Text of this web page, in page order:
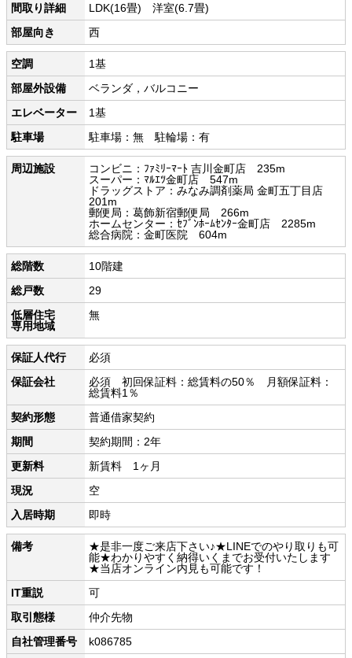
間取り詳細
LDK(16畳) 洋室(6.7畳)
部屋向き
西
空調
1基
部屋外設備
ベランダ，バルコニー
エレベーター
1基
駐車場
駐車場：無 駐輪場：有
周辺施設
コンビニ：ﾌｧﾐﾘｰﾏｰﾄ 吉川金町店 235m
スーパー：ﾏﾙｴﾂ金町店 547m
ドラッグストア：みなみ調剤薬局 金町五丁目店
201m
郵便局：葛飾新宿郵便局 266m
ホームセンター：ｾﾌﾞﾝﾎｰﾑｾﾝﾀｰ金町店 2285m
総合病院：金町医院 604m
総階数
10階建
総戸数
29
低層住宅
専用地域
無
保証人代行
必須
保証会社
必須 初回保証料：総賃料の50％ 月額保証料：
総賃料1％
契約形態
普通借家契約
期間
契約期間：2年
更新料
新賃料 1ヶ月
現況
空
入居時期
即時
備考
★是非一度ご来店下さい♪★LINEでのやり取りも可
能★わかりやすく納得いくまでお受付いたします
★当店オンライン内見も可能です！
IT重説
可
取引態様
仲介先物
自社管理番号
k086785